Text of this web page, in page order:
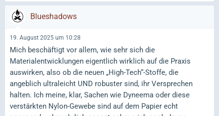
Blueshadows
19. August 2025 um 10:28
Mich beschäftigt vor allem, wie sehr sich die
Materialentwicklungen eigentlich wirklich auf die Praxis
auswirken, also ob die neuen „High-Tech“-Stoffe, die
angeblich ultraleicht UND robuster sind, ihr Versprechen
halten. Ich meine, klar, Sachen wie Dyneema oder diese
verstärkten Nylon-Gewebe sind auf dem Papier echt